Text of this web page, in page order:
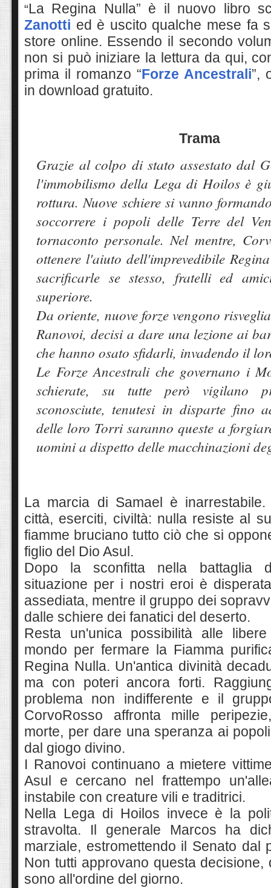
“La Regina Nulla” è il nuovo libro
Zanotti ed è uscito qualche mese fa
store online. Essendo il secondo
non si può iniziare la lettura da qui,
prima il romanzo “Forze Ancestrali”,
in download gratuito.
Trama
Grazie al colpo di stato assestato dal
l'immobilismo della Lega di Hoilos è
rottura. Nuove schiere si vanno
soccorrere i popoli delle Terre del
tornaconto personale. Nel mentre,
ottenere l'aiuto dell'imprevedibile
sacrificarle se stesso, fratelli ed
superiore.
Da oriente, nuove forze vengono
Ranovoi, decisi a dare una lezione ai
che hanno osato sfidarli, invadendo il
Le Forze Ancestrali che governano i
schierate, su tutte però vigilano
sconosciute, tenutesi in disparte fino
delle loro Torri saranno queste a
uomini a dispetto dellemacchinazioni
La marcia di Samael è
città, eserciti, civiltà: nulla resiste al
fiamme bruciano tutto ciò che si oppon
figlio del Dio Asul.
Dopo la sconfitta nella battaglia
situazione per i nostri eroi è
assediata, mentre il gruppo dei
dalle schiere dei fanatici del deserto.
Resta un'unica possibilità alle
mondo per fermare la Fiamma
Regina Nulla. Un'antica divinità
ma con poteri ancora forti.
problema non indifferente e il
CorvoRosso affronta mille
morte, per dare una speranza ai
dal giogo divino.
I Ranovoi continuano a mietere
Asul e cercano nel frattempo
instabile con creature vili e traditrici.
Nella Lega di Hoilos invece è la
stravolta. Il generale Marcos ha
marziale, estromettendo il Senato dal
Non tutti approvano questa decisione,
sono all'ordine del giorno.